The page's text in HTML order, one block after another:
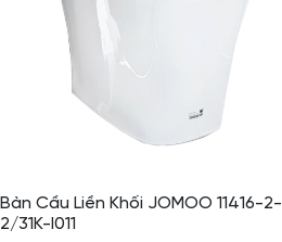
Bàn Cầu Liền Khối JOMOO 11416-2-
2/31K-I011